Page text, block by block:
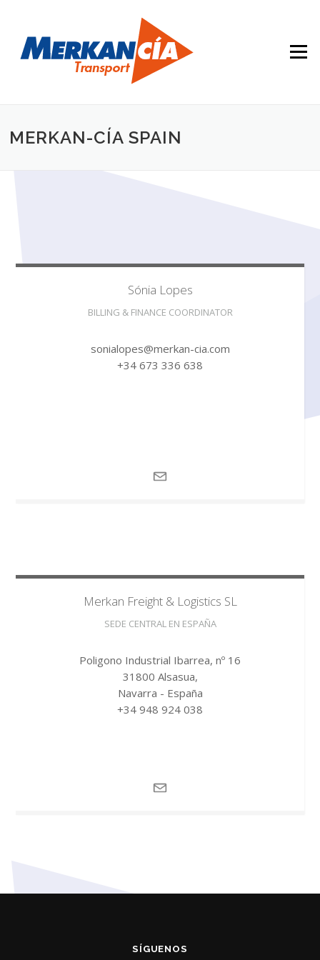
MERKAN-CÍA SPAIN
Sónia Lopes
BILLING & FINANCE COORDINATOR
sonialopes@merkan-cia.com
+34 673 336 638
Merkan Freight & Logistics SL
SEDE CENTRAL EN ESPAÑA
Poligono Industrial Ibarrea, nº 16
31800 Alsasua,
Navarra - España
+34 948 924 038
SÍGUENOS